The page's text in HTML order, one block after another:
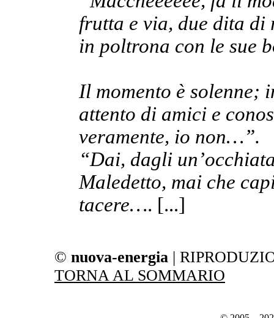
frutta e via, due dita di
in poltrona con le sue
Il momento è solenne;
attento di amici e
veramente, io non…”.
“Dai, dagli
Maledetto, mai che
tacere…. [...]
© nuova-energia |
TORNA AL SOMMARIO